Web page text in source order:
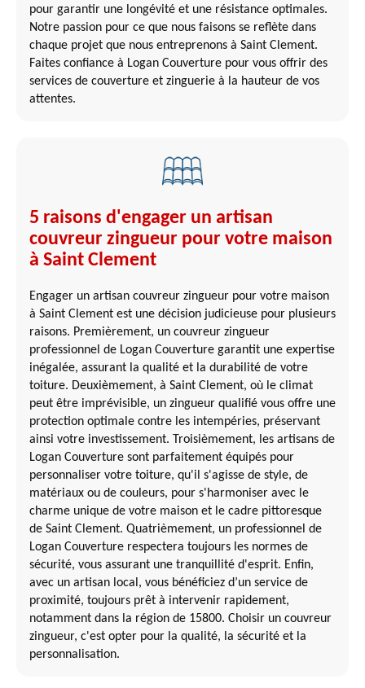
pour garantir une longévité et une résistance optimales.
Notre passion pour ce que nous faisons se reflète dans
chaque projet que nous entreprenons à Saint Clement.
Faites confiance à Logan Couverture pour vous offrir des
services de couverture et zinguerie à la hauteur de vos
attentes.
5 raisons d'engager un artisan
couvreur zingueur pour votre maison
à Saint Clement
Engager un artisan couvreur zingueur pour votre maison
à Saint Clement est une décision judicieuse pour plusieurs
raisons. Premièrement, un couvreur zingueur
professionnel de Logan Couverture garantit une expertise
inégalée, assurant la qualité et la durabilité de votre
toiture. Deuxièmement, à Saint Clement, où le climat
peut être imprévisible, un zingueur qualifié vous offre une
protection optimale contre les intempéries, préservant
ainsi votre investissement. Troisièmement, les artisans de
Logan Couverture sont parfaitement équipés pour
personnaliser votre toiture, qu'il s'agisse de style, de
matériaux ou de couleurs, pour s'harmoniser avec le
charme unique de votre maison et le cadre pittoresque
de Saint Clement. Quatrièmement, un professionnel de
Logan Couverture respectera toujours les normes de
sécurité, vous assurant une tranquillité d'esprit. Enfin,
avec un artisan local, vous bénéficiez d’un service de
proximité, toujours prêt à intervenir rapidement,
notamment dans la région de 15800. Choisir un couvreur
zingueur, c'est opter pour la qualité, la sécurité et la
personnalisation.